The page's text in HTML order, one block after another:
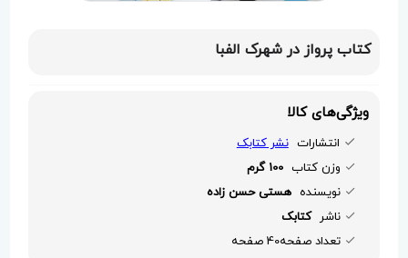
کتاب پرواز در شهرک الفبا
ویژگی‌های کالا
انتشارات نشر کتابک
وزن کتاب 100 گرم
نویسنده هستی حسن زاده
ناشر کتابک
تعداد صفحه40 صفحه